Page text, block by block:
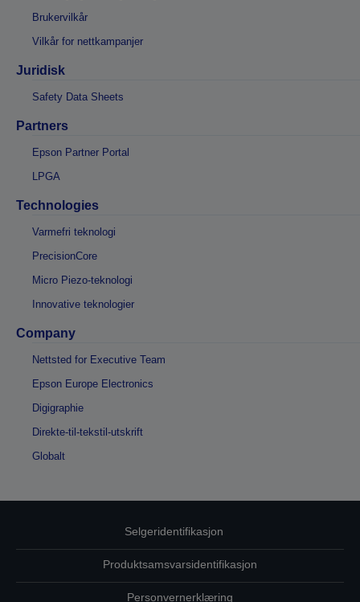
Brukervilkår
Vilkår for nettkampanjer
Juridisk
Safety Data Sheets
Partners
Epson Partner Portal
LPGA
Technologies
Varmefri teknologi
PrecisionCore
Micro Piezo-teknologi
Innovative teknologier
Company
Nettsted for Executive Team
Epson Europe Electronics
Digigraphie
Direkte-til-tekstil-utskrift
Globalt
Selgeridentifikasjon
Produktsamsvarsidentifikasjon
Personvernerklæring